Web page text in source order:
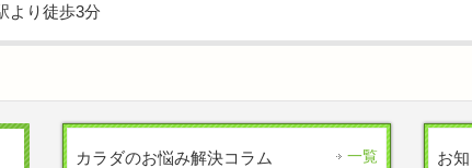
より徒歩3分
カラダのお悩み解決コラム 一覧 お